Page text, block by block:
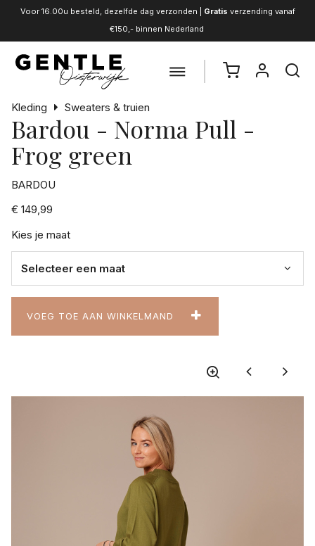
Voor 16.00u besteld, dezelfde dag verzonden | Gratis verzending vanaf
€150,- binnen Nederland
Kleding Sweaters & truien
Bardou - Norma Pull -
Frog green
BARDOU
€ 149,99
Kies je maat
VOEG TOE AAN WINKELMAND